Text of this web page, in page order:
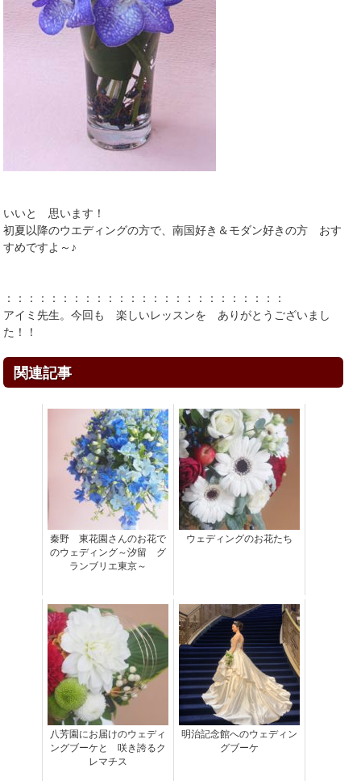
いいと 思います！
初夏以降のウエディングの方で、南国好き＆モダン好きの方 おす
すめですよ～♪
：：：：：：：：：：：：：：：：：：：：：：：：：
アイミ先生。今回も 楽しいレッスンを ありがとうございまし
た！！
関連記事
秦野 東花園さんのお花で
のウェディング～汐留 グ
ランブリエ東京～
ウェディングのお花たち
八芳園にお届けのウェディ
ングブーケと 咲き誇るク
レマチス
明治記念館へのウェディン
グブーケ